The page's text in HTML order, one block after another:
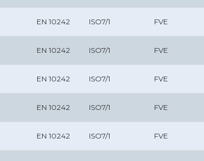
EN 10242 ISO7/1 FVE
EN 10242 ISO7/1 FVE
EN 10242 ISO7/1 FVE
EN 10242 ISO7/1 FVE
EN 10242 ISO7/1 FVE